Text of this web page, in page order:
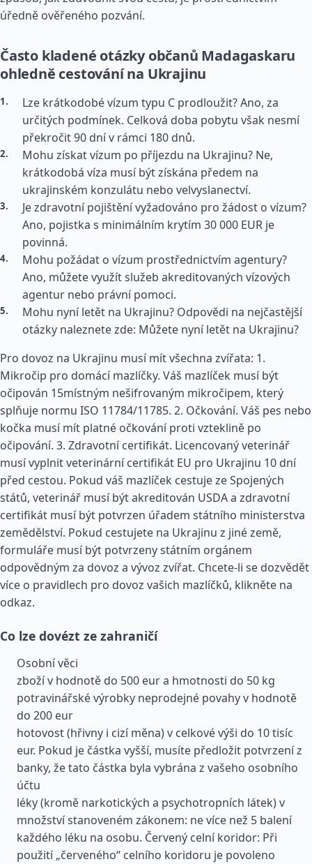
úředně ověřeného pozvání.
Často kladené otázky občanů Madagaskaru
ohledně cestování na Ukrajinu
Lze krátkodobé vízum typu C prodloužit? Ano, za
určitých podmínek. Celková doba pobytu však nesmí
překročit 90 dní v rámci 180 dnů.
Mohu získat vízum po příjezdu na Ukrajinu? Ne,
krátkodobá víza musí být získána předem na
ukrajinském konzulátu nebo velvyslanectví.
Je zdravotní pojištění vyžadováno pro žádost o vízum?
Ano, pojistka s minimálním krytím 30 000 EUR je
povinná.
Mohu požádat o vízum prostřednictvím agentury?
Ano, můžete využít služeb akreditovaných vízových
agentur nebo právní pomoci.
Mohu nyní letět na Ukrajinu? Odpovědi na nejčastější
otázky naleznete zde: Můžete nyní letět na Ukrajinu?
Pro dovoz na Ukrajinu musí mít všechna zvířata: 1.
Mikročip pro domácí mazlíčky. Váš mazlíček musí být
očipován 15místným nešifrovaným mikročipem, který
splňuje normu ISO 11784/11785. 2. Očkování. Váš pes nebo
kočka musí mít platné očkování proti vzteklině po
očipování. 3. Zdravotní certifikát. Licencovaný veterinář
musí vyplnit veterinární certifikát EU pro Ukrajinu 10 dní
před cestou. Pokud váš mazlíček cestuje ze Spojených
států, veterinář musí být akreditován USDA a zdravotní
certifikát musí být potvrzen úřadem státního ministerstva
zemědělství. Pokud cestujete na Ukrajinu z jiné země,
formuláře musí být potvrzeny státním orgánem
odpovědným za dovoz a vývoz zvířat. Chcete-li se dozvědět
více o pravidlech pro dovoz vašich mazlíčků, klikněte na
odkaz.
Co lze dovézt ze zahraničí
Osobní věci
zboží v hodnotě do 500 eur a hmotnosti do 50 kg
potravinářské výrobky neprodejné povahy v hodnotě
do 200 eur
hotovost (hřivny i cizí měna) v celkové výši do 10 tisíc
eur. Pokud je částka vyšší, musíte předložit potvrzení z
banky, že tato částka byla vybrána z vašeho osobního
účtu
léky (kromě narkotických a psychotropních látek) v
množství stanoveném zákonem: ne více než 5 balení
každého léku na osobu. Červený celní koridor: Při
použití „červeného“ celního koridoru je povoleno